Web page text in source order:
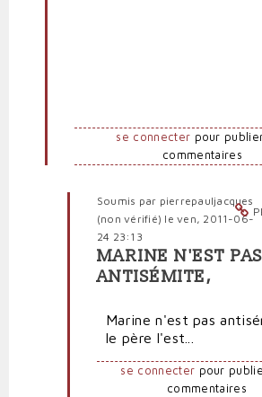
se connecter pour
commentaires
Soumis par pierrepauljacques
(non vérifié) le ven, 2011-06-
24 23:13
En
réponse
De
"véritables
Hanin
MARINE N'EST PAS
ANTISÉMITE,
Marine n'est pas
le père l'est...
se connecter pour
commentaires